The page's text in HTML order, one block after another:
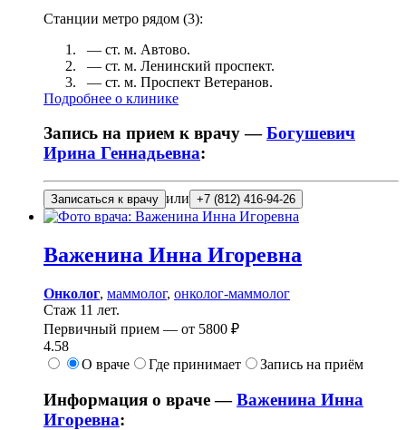
Станции метро рядом (3):
— ст. м. Автово.
— ст. м. Ленинский проспект.
— ст. м. Проспект Ветеранов.
Подробнее о клинике
Запись на прием к врачу —Богушевич
Ирина Геннадьевна:
Записаться к врачу или +7 (812) 416-94-26
Важенина Инна Игоревна
Онколог, маммолог, онколог-маммолог
Стаж 11 лет.
Первичный прием — от 5800 ₽
4.58
О враче
Где принимает Запись на приём
Информация о враче —Важенина Инна
Игоревна: